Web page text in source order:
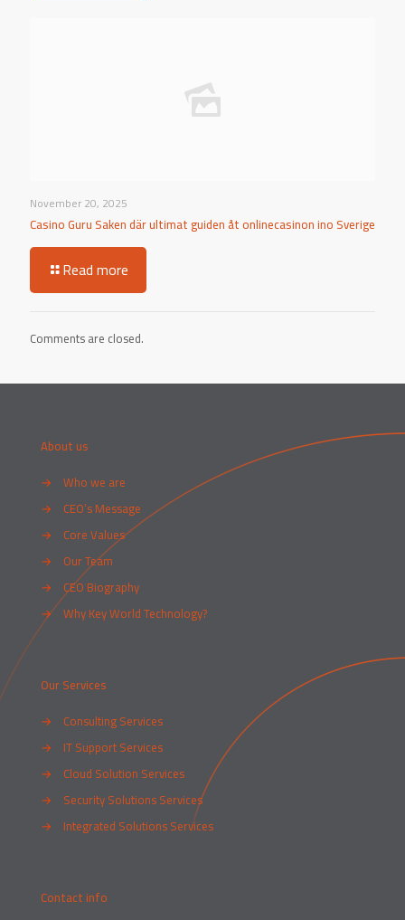
November 20, 2025
Casino Guru Saken där ultimat guiden åt onlinecasinon ino Sverige
Read more
Comments are closed.
About us
→ Who we are
→
CEO’s Message
→
Core Values
→
Our Team
→
CEO Biography
→ Why Key World Technology?
Our Services
→
Consulting Services
→
IT Support Services
→
Cloud Solution Services
→
Security Solutions Services
→
Integrated Solutions Services
Contact info